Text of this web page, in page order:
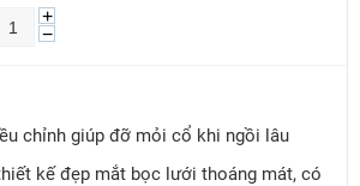
+
−
chỉnh giúp đỡ mỏi cổ khi ngồi lâu
kế đẹp mắt bọc lưới thoáng mát, có